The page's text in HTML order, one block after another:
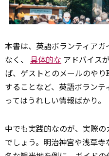
本書は、英語ボランティア
なく、 具体的な アドバイス
ば、ゲストとのメールのや
することなど、英語ボラン
ってはうれしい情報ばかり。
中でも実践的なのが、実際
でしょう。明治神宮や浅草